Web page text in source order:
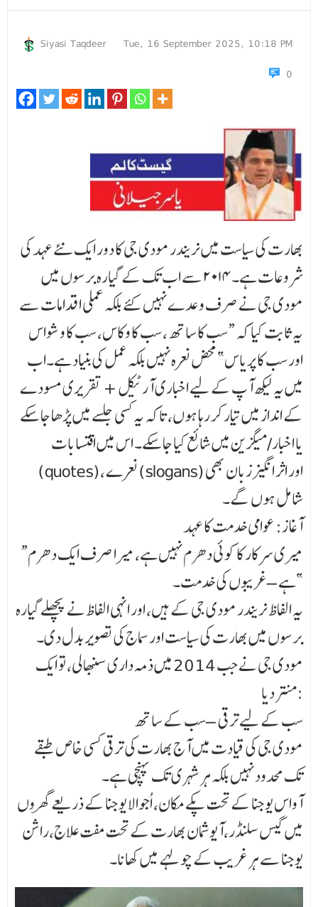
Siyasi Taqdeer
Tue, 16 September 2025, 10:18 PM
0
بھارت کی سیاست میں نریندر مودی جی کا دور ایک نئے عہد کی
شروعات ہے۔۲۰۱۴ سے اب تک کے گیارہ برسوں میں
مودی جی نے صرف وعدے نہیں کئے بلکہ عملی اقدامات سے
یہ ثابت کیا کہ “سب کا ساتھ، سب کا وکاس، سب کا وشواس
اور سب کا پریاس” محض نعرہ نہیں بلکہ عمل کی بنیاد ہے۔اب
میں یہ لیکھ آپ کے لیے اخباری آرٹیکل + تقریری مسودے
کے انداز میں تیار کر رہا ہوں، تاکہ یہ کسی جلسے میں پڑھا جا سکے
یا اخبار/میگزین میں شائع کیا جا سکے۔ اس میں اقتسابات
(quotes)، نعرے (slogans) اور اثر انگیز زبان بھی
شامل ہوں گے۔
آغاز: عوامی خدمت کا عہد
“میری سرکار کا کوئی دھرم نہیں ہے، میرا صرف ایک دھرم
ہے – غریبوں کی خدمت۔”
یہ الفاظ نریندر مودی جی کے ہیں، اور انہی الفاظ نے پچھلے گیارہ
برسوں میں بھارت کی سیاست اور سماج کی تصویر بدل دی۔
مودی جی نے جب 2014 میں ذمہ داری سنبھالی، تو ایک
منتر دیا:
سب کے لیے ترقی – سب کے ساتھ
مودی جی کی قیادت میں آج بھارت کی ترقی کسی خاص طبقے
تک محدود نہیں بلکہ ہر شہری تک پہنچی ہے۔
آواس یوجنا کے تحت پکے مکان، اُجوالا یوجنا کے ذریعے گھروں
میں گیس سلنڈر،آیوشمان بھارت کے تحت مفت علاج،راشن
یوجنا سے ہر غریب کے چولہے میں کھانا۔